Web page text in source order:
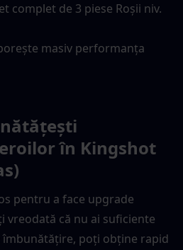
complet de 3 piese Roșii niv.
masiv performanța
în Kingshot
pentru a face upgrade
că nu ai suficiente
îmbunătățire, poți obține rapid